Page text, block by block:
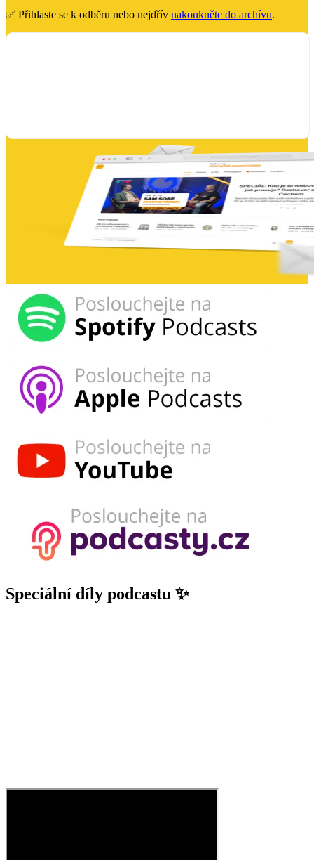
✅ Přihlaste se k odběru nebo nejdřív nakoukněte do archívu.
Speciální díly podcastu ✨